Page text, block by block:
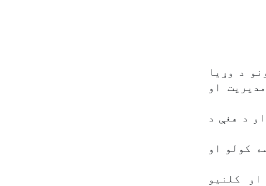
د وړیا
او
د ترتیب او د هغې د
کولو او
کلنیو